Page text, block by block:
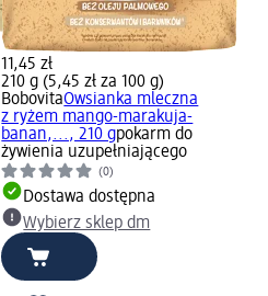
11,45 zł
210 g (5,45 zł za 100 g)
BobovitaOwsianka mleczna
z ryżem mango-marakuja-
banan,..., 210 gpokarm do
żywienia uzupełniającego
(0)
Dostawa dostępna
Wybierz sklep dm